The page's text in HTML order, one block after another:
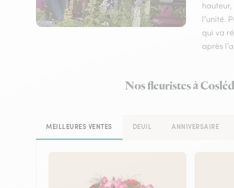
l’unité.
qui va
après
Nos fleuristes à
MEILLEURES VENTES DEUIL ANNIVERSAIRE